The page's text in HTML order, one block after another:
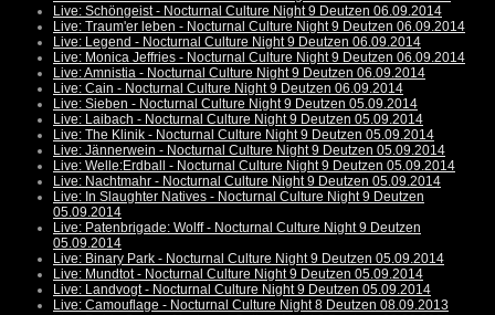
Live: Schöngeist - Nocturnal Culture Night 9 Deutzen 06.09.2014
Live: Traum'er leben - Nocturnal Culture Night 9 Deutzen 06.09.2014
Live: Legend - Nocturnal Culture Night 9 Deutzen 06.09.2014
Live: Monica Jeffries - Nocturnal Culture Night 9 Deutzen 06.09.2014
Live: Amnistia - Nocturnal Culture Night 9 Deutzen 06.09.2014
Live: Cain - Nocturnal Culture Night 9 Deutzen 06.09.2014
Live: Sieben - Nocturnal Culture Night 9 Deutzen 05.09.2014
Live: Laibach - Nocturnal Culture Night 9 Deutzen 05.09.2014
Live: The Klinik - Nocturnal Culture Night 9 Deutzen 05.09.2014
Live: Jännerwein - Nocturnal Culture Night 9 Deutzen 05.09.2014
Live: Welle:Erdball - Nocturnal Culture Night 9 Deutzen 05.09.2014
Live: Nachtmahr - Nocturnal Culture Night 9 Deutzen 05.09.2014
Live: In Slaughter Natives - Nocturnal Culture Night 9 Deutzen
05.09.2014
Live: Patenbrigade: Wolff - Nocturnal Culture Night 9 Deutzen
05.09.2014
Live: Binary Park - Nocturnal Culture Night 9 Deutzen 05.09.2014
Live: Mundtot - Nocturnal Culture Night 9 Deutzen 05.09.2014
Live: Landvogt - Nocturnal Culture Night 9 Deutzen 05.09.2014
Live: Camouflage - Nocturnal Culture Night 8 Deutzen 08.09.2013